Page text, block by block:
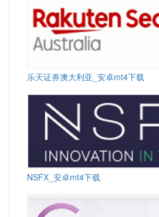
乐天证券澳大利亚_安卓mt4下载
NSFX_安卓mt4下载